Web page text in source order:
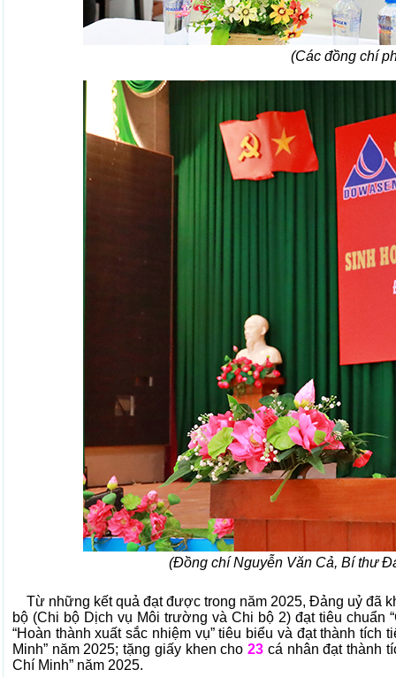
(Các đồng chí
(Đồng chí Nguyễn Văn Cả, Bí thư
Từ những kết quả đạt được trong năm 2025, Đảng uỷ đã
bộ (Chi bộ Dịch vụ Môi trường và Chi bộ 2) đạt tiêu chuẩn
“Hoàn thành xuất sắc nhiệm vụ” tiêu biểu và đạt thành
Minh” năm 2025; tặng giấy khen cho 23 cá nhân đạt thành
Chí Minh” năm 2025.